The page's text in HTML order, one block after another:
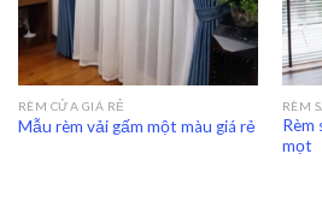
RÈM CỬA GIÁ RẺ
Mẫu rèm vải gấm một màu giá rẻ
RÈM
Rèm
mọt